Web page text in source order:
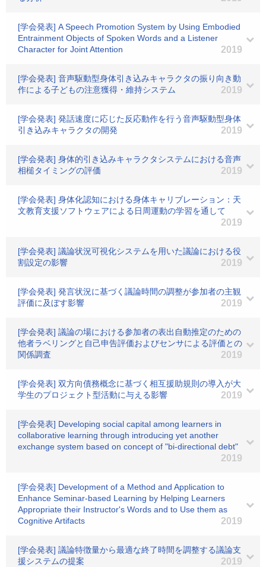
[学会発表] A Speech Promotion System by Using Embodied
Entrainment Objects of Spoken Words and a Listener
Character for Joint Attention
2019
[学会発表] 音声駆動型身体引き込みキャラクタの振り向き動
作による子どもの注意獲得・維持システム
2019
[学会発表] 発話速度に応じた反応動作を行う音声駆動型身体
引き込みキャラクタの開発
2019
[学会発表] 身体的引き込みキャラクタシステムにおける音声
相槌タイミングの評価
2019
[学会発表] 身体化認知における身体キャリブレーション：天
文教育支援ソフトウェアによる日周運動の学習を通して
2019
[学会発表] 議論状況可視化システムを用いた議論における役
割設定の影響
2019
[学会発表] 発言状況に基づく議論時間の調整が参加者の主観
評価に及ぼす影響
2019
[学会発表] 議論の場における参加者の表出自動推定のための
他者ラベリングと自己申告評価およびセンサによる評価との
関係調査
2019
[学会発表] 双方向債務概念に基づく相互援助規則の導入が大
学生のプロジェクト型活動に与える影響
2019
[学会発表] Developing social capital among learners in
collaborative learning through introducing yet another
exchange system based on concept of "bi-directional debt"
2019
[学会発表] Development of a Method and Application to
Enhance Seminar-based Learning by Helping Learners
Appropriate their Instructor's Words and to Use them as
Cognitive Artifacts
2019
[学会発表] 議論特徴量から最適な終了時間を調整する議論支
援システムの提案
2019